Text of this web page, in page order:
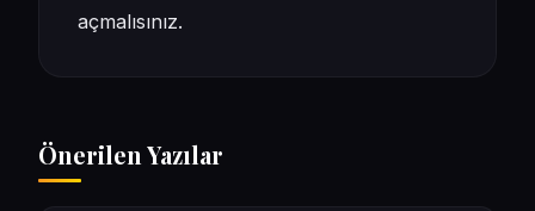
açmalısınız.
Önerilen Yazılar